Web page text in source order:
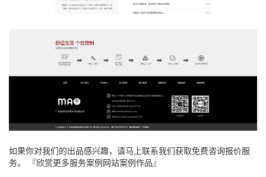
如果你对我们的出品感兴趣，请马上联系我们获取免费咨询报价服
务。 『欣赏更多服务案例网站案例作品』